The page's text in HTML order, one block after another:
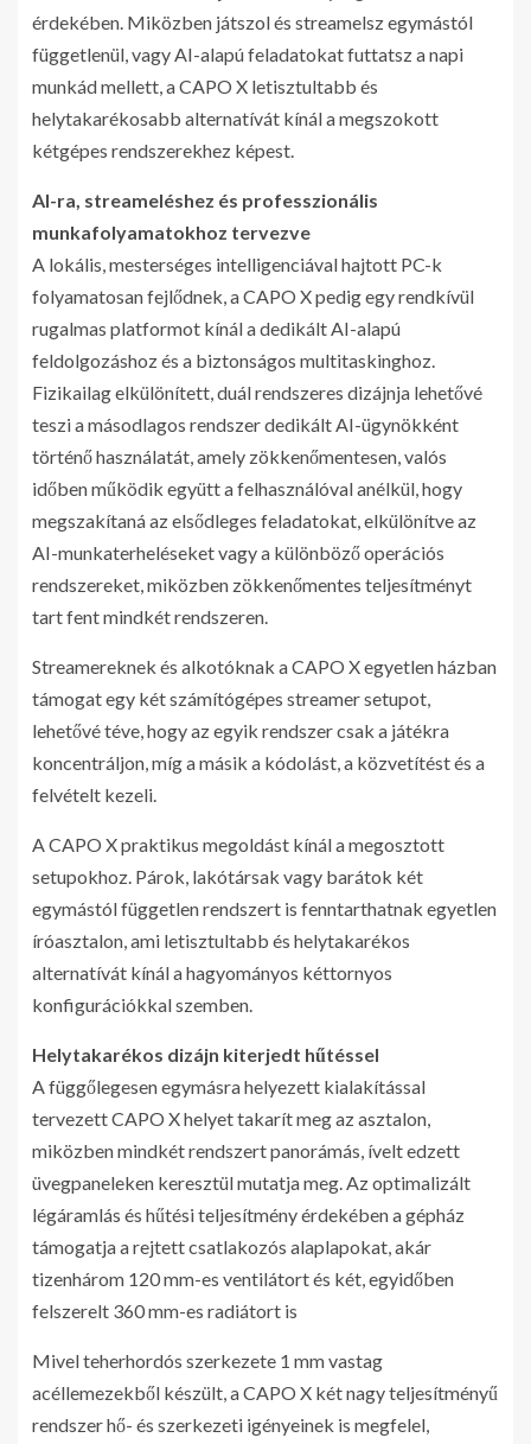
érdekében. Miközben játszol és streamelsz egymástól
függetlenül, vagy AI-alapú feladatokat futtatsz a napi
munkád mellett, a CAPO X letisztultabb és
helytakarékosabb alternatívát kínál a megszokott
kétgépes rendszerekhez képest.
AI-ra, streameléshez és professzionális
munkafolyamatokhoz tervezve
A lokális, mesterséges intelligenciával hajtott PC-k
folyamatosan fejlődnek, a CAPO X pedig egy rendkívül
rugalmas platformot kínál a dedikált AI-alapú
feldolgozáshoz és a biztonságos multitaskinghoz.
Fizikailag elkülönített, duál rendszeres dizájnja lehetővé
teszi a másodlagos rendszer dedikált AI-ügynökként
történő használatát, amely zökkenőmentesen, valós
időben működik együtt a felhasználóval anélkül, hogy
megszakítaná az elsődleges feladatokat, elkülönítve az
AI-munkaterheléseket vagy a különböző operációs
rendszereket, miközben zökkenőmentes teljesítményt
tart fent mindkét rendszeren.
Streamereknek és alkotóknak a CAPO X egyetlen házban
támogat egy két számítógépes streamer setupot,
lehetővé téve, hogy az egyik rendszer csak a játékra
koncentráljon, míg a másik a kódolást, a közvetítést és a
felvételt kezeli.
A CAPO X praktikus megoldást kínál a megosztott
setupokhoz. Párok, lakótársak vagy barátok két
egymástól független rendszert is fenntarthatnak egyetlen
íróasztalon, ami letisztultabb és helytakarékos
alternatívát kínál a hagyományos kéttornyos
konfigurációkkal szemben.
Helytakarékos dizájn kiterjedt hűtéssel
A függőlegesen egymásra helyezett kialakítással
tervezett CAPO X helyet takarít meg az asztalon,
miközben mindkét rendszert panorámás, ívelt edzett
üvegpaneleken keresztül mutatja meg. Az optimalizált
légáramlás és hűtési teljesítmény érdekében a gépház
támogatja a rejtett csatlakozós alaplapokat, akár
tizenhárom 120 mm-es ventilátort és két, egyidőben
felszerelt 360 mm-es radiátort is
Mivel teherhordós szerkezete 1 mm vastag
acéllemezekből készült, a CAPO X két nagy teljesítményű
rendszer hő- és szerkezeti igényeinek is megfelel,